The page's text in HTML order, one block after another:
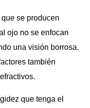
se producen
ojo no se enfocan
una visión borrosa.
también
que tenga el